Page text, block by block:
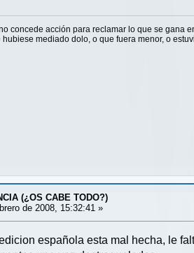
concede acción para reclamar lo que se gana
mediado dolo, o que fuera menor, o
(¿OS CABE TODO?)
de 2008, 15:32:41 »
española esta mal hecha, le